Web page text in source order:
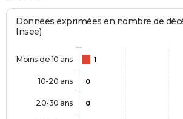
Données exprimées en nombre de
Insee)
1
0
0
Moins de 10 ans
10-20 ans
20-30 ans